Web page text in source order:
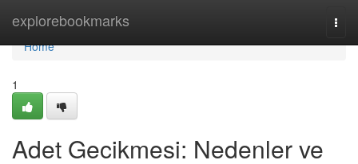
explorebookmarks
Home
Home
1
Adet Gecikmesi: Nedenler ve